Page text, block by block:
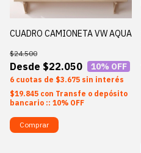
CUADRO CAMIONETA VW AQUA
$22.050
$24.500
10% OFF
6 $3.675 sin interés
$19.845 con Transfe o depósito
bancario :: 10% OFF
Comprar